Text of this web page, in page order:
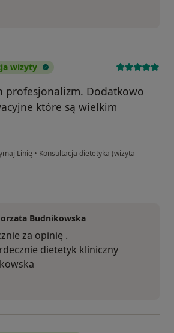
wizyty
profesjonalizm. Dodatkowo
które są wielkim
Linię • Konsultacja dietetyka (wizyta
Budnikowska
za opinię .
dietetyk kliniczny